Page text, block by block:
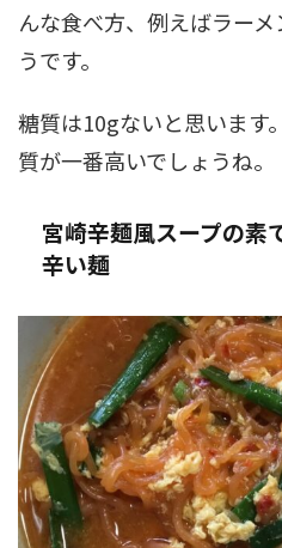
んな食べ方、例えばラー
うです。
糖質は10gないと思います
質が一番高いでしょうね。
宮崎辛麺風スープの素
辛い麺